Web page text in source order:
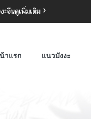
ะจีนดูเพิ่มเติม
าแรก แนวมังงะ